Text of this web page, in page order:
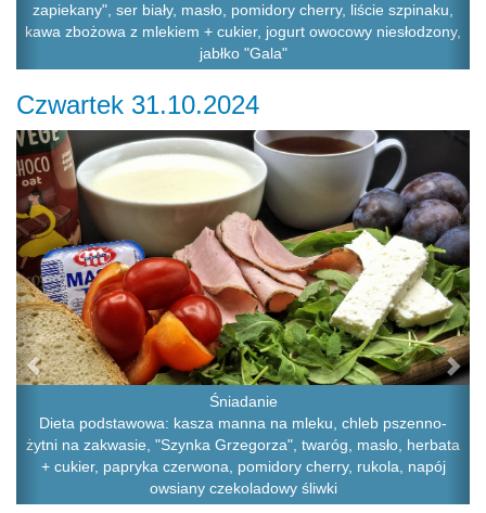
zapiekany", ser biały, masło, pomidory cherry, liście szpinaku,
kawa zbożowa z mlekiem + cukier, jogurt owocowy niesłodzony,
jabłko "Gala"
Czwartek 31.10.2024
Śniadanie
Dieta podstawowa: kasza manna na mleku, chleb pszenno-
żytni na zakwasie, "Szynka Grzegorza", twaróg, masło, herbata
+ cukier, papryka czerwona, pomidory cherry, rukola, napój
owsiany czekoladowy śliwki
Previous